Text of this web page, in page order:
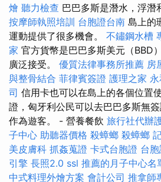
燴 聽力檢查 巴巴多斯是潛水，浮潛
按摩師執照培訓 台胞證台南 島上的
運動提供了很多機會。 不鏽鋼水槽
家 官方貨幣是巴巴多斯美元（BBD
廣泛接受。 優質法律事務所推薦 房
與整骨結合 菲律賓簽證 護理之家 永
司 信用卡也可以在島上的各個位置
證，匈牙利公民可以去巴巴多斯無
作為遊客。 - 營養餐飲 旅行社代辦
子中心 助聽器價格 殺蟑螂 殺蟑螂
美皮膚科 抓姦蒐證 卡式台胞證 台
引擎 長照2.0 ssl 推薦的月子中心名
中式料理外燴方案 會計公司 推拿師